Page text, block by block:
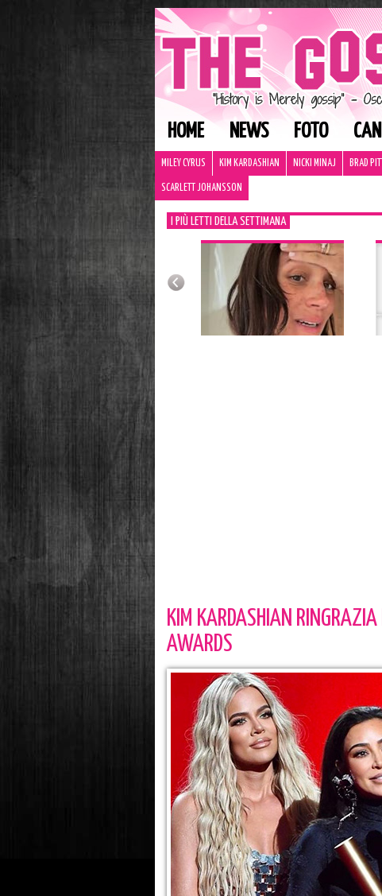
HOME NEWS FOTO
MILEY CYRUS KIM KARDASHIAN NICKI MINAJ BRAD PITT
SCARLETT JOHANSSON
I PIÙ LETTI DELLA SETTIMANA
KIM KARDASHIAN RINGRAZIA
AWARDS